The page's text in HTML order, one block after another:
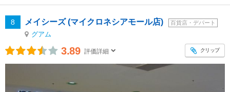
8 メイシーズ (マイクロネシアモール店) 百貨店・デパート
グアム
3.89 評価詳細 クリップ